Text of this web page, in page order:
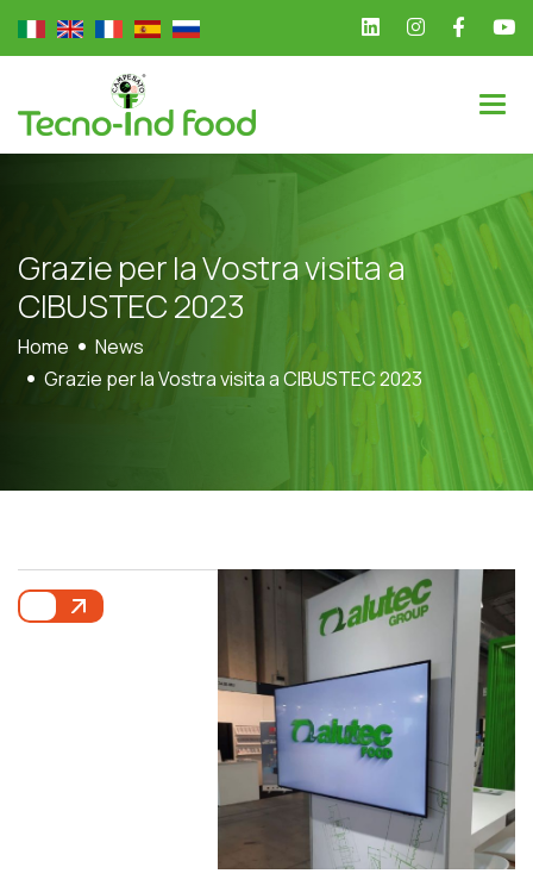
GrazieperlaVostravisitaa
CIBUSTEC2023
Home
News
Grazie per la Vostra visita a CIBUSTEC 2023